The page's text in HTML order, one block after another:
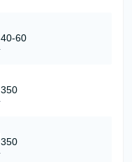
40-60
350
350